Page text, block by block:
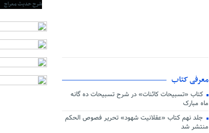
پیام تسلیت رهبر معظم انقلاب و اعلام عزای
عمومی
آیت الله سید ابراهیم رئیسی به جوار حق
شتافت
معرفی کتاب
کتاب «تسبیحات کائنات» در شرح تسبیحات ده‌ گانه
ماه مبارک
جلد نهم کتاب «عقلانیت شهود» تحریر فصوص الحکم
منتشر شد